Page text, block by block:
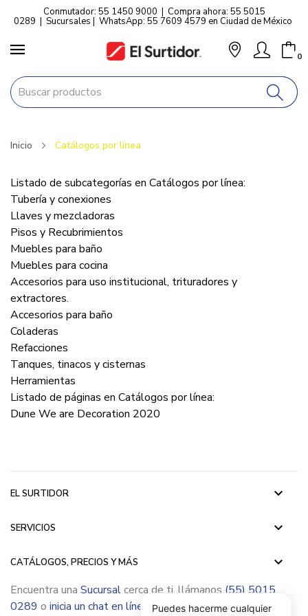
Conmutador: 55 1450 9000 | Compra ahora: 55 5015
0289 | Sucursales | WhatsApp: 55 7609 4579 en Ciudad de México
0
Inicio Catálogos por línea
Listado de subcategorías en Catálogos por línea:
Tubería y conexiones
Llaves y mezcladoras
Pisos y Recubrimientos
Muebles para baño
Muebles para cocina
Accesorios para uso institucional, trituradores y
extractores.
Accesorios para baño
Coladeras
Refacciones
Tanques, tinacos y cisternas
Herramientas
Listado de páginas en Catálogos por línea:
Dune We are Decoration 2020
EL SURTIDOR keyboard_arrow_down
SERVICIOS keyboard_arrow_down
CATÁLOGOS, PRECIOS Y MÁS keyboard_arrow_down
Encuentra una Sucursalcerca de ti, llámanos (55) 5015
0289 o inicia un chat en línea
Puedes hacerme cualquier